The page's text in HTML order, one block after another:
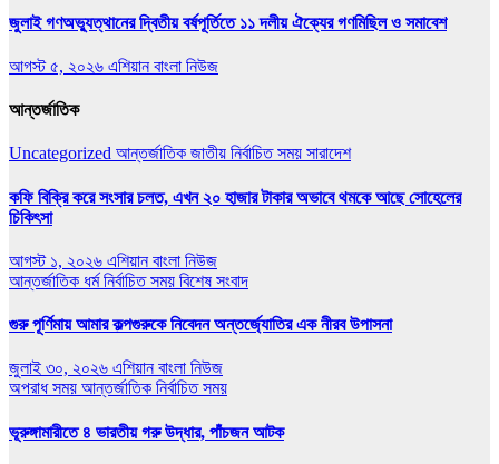
জুলাই গণঅভ্যুত্থানের দ্বিতীয় বর্ষপূর্তিতে ১১ দলীয় ঐক্যের গণমিছিল ও সমাবেশ
আগস্ট ৫, ২০২৬ এশিয়ান বাংলা নিউজ
আন্তর্জাতিক
Uncategorized আন্তর্জাতিক জাতীয় নির্বাচিত সময় সারাদেশ
কফি বিক্রি করে সংসার চলত, এখন ২০ হাজার টাকার অভাবে থমকে আছে সোহেলের
চিকিৎসা
আগস্ট ১, ২০২৬ এশিয়ান বাংলা নিউজ
আন্তর্জাতিক ধর্মনির্বাচিত সময় বিশেষ সংবাদ
গুরু পূর্ণিমায় আমার কল্পগুরুকে নিবেদন অন্তর্জ্যোতির এক নীরব উপাসনা
জুলাই ৩০, ২০২৬ এশিয়ান বাংলা নিউজ
অপরাধ সময় আন্তর্জাতিক নির্বাচিত সময়
ভূরুঙ্গামারীতে ৪ ভারতীয় গরু উদ্ধার, পাঁচজন আটক